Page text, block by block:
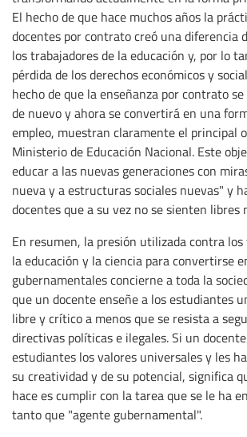
El hecho de que hace muchos años la
docentes por contrato creó una diferencia
los trabajadores de la educación y, por lo
pérdida de los derechos económicos y
hecho de que la enseñanza por contrato
de nuevo y ahora se convertirá en una
empleo, muestran claramente el principal
Ministerio de Educación Nacional. Este
educar a las nuevas generaciones con
nueva y a estructuras sociales nuevas" y
docentes que a su vez no se sienten libres
En resumen, la presión utilizada contra
la educación y la ciencia para convertirse
gubernamentales concierne a toda la
que un docente enseñe a los estudiantes
libre y crítico a menos que se resista a
directivas políticas e ilegales. Si un
estudiantes los valores universales y les
su creatividad y de su potencial, significa
hace es cumplir con la tarea que se le ha
tanto que "agente gubernamental".